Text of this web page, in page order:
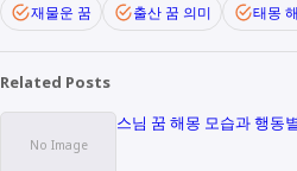
재물운 꿈
출산 꿈 의미 태몽
Related Posts
스님 꿈 해몽 모습과 행동